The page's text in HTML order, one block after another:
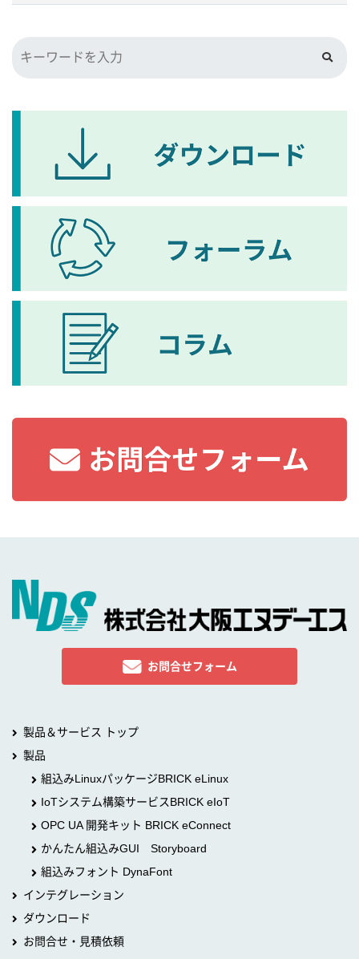
お問合せフォーム
製品＆サービス トップ
製品
組込みLinuxパッケージBRICK eLinux
IoTシステム構築サービスBRICK eIoT
OPC UA 開発キット BRICK eConnect
かんたん組込みGUI Storyboard
組込みフォント DynaFont
インテグレーション
ダウンロード
お問合せ・見積依頼